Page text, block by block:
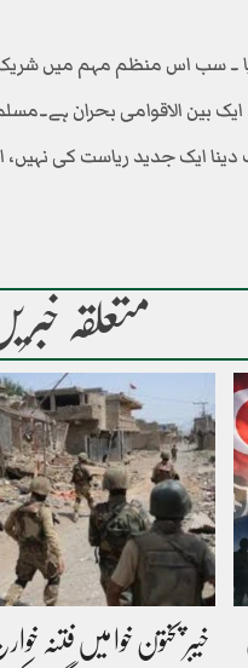
بین الاقوامی بحران
دینا ایک جدید ریاست کی
متعلقہ